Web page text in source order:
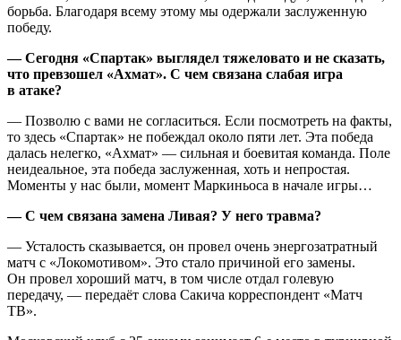
борьба. Благодаря всему этому мы одержали заслуженную
победу.
— Сегодня «Спартак» выглядел тяжеловато и не сказать,
что превзошел «Ахмат». С чем связана слабая игра
в атаке?
— Позволю с вами не согласиться. Если посмотреть на факты,
то здесь «Спартак» не побеждал около пяти лет. Эта победа
далась нелегко, «Ахмат» — сильная и боевитая команда. Поле
неидеальное, эта победа заслуженная, хоть и непростая.
Моменты у нас были, момент Маркиньоса в начале игры…
— С чем связана замена Ливая? У него травма?
— Усталость сказывается, он провел очень энергозатратный
матч с «Локомотивом». Это стало причиной его замены.
Он провел хороший матч, в том числе отдал голевую
передачу, — передаёт слова Сакича корреспондент «Матч
ТВ».